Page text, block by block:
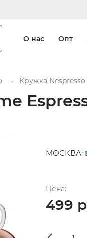
О нас Опт
→ Кружка
МОСКВА:
Цена:
499